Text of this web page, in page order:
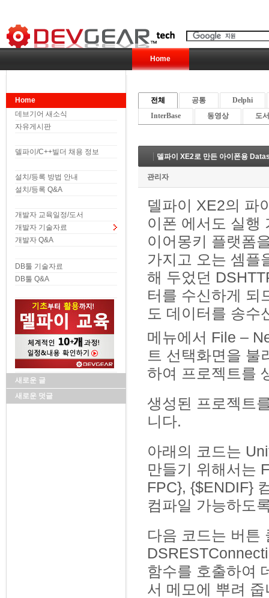
Home
Home
데브기어 새소식
자유게시판
델파이/C++빌더 채용 정보
설치/등록 방법 안내
설치/등록 Q&A
개발자 교육일정/도서
개발자 기술자료
개발자 Q&A
DB툴 기술자료
DB툴 Q&A
새로운 글
새로운 덧글
전체 공통
Delphi
InterBase
동영상 도
델파이 XE2로 만든 아이폰용
관리자
델파이 XE2의 파
이폰 에서도 실행
이어몽키 플랫폼
가지고 오는 셈플
해 두었던
터를 수신하게 되
도 데이터를 송수
메뉴에서 File –
트 선택화면을 불
하여 프로젝트를
생성된 프로젝트
니다.
아래의 코드는
만들기 위해서는
FPC}, {$ENDIF}
컴파일 가능하도
다음 코드는 버튼
함수를 호출하여
서 메모에 뿌려 줍